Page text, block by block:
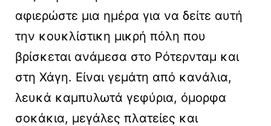
αφιερώστε μια ημέρα για να δείτε αυτή
την κουκλίστικη μικρή πόλη που
βρίσκεται ανάμεσα στο Ρότερνταμ και
στη Χάγη. Είναι γεμάτη από κανάλια,
λευκά καμπυλωτά γεφύρια, όμορφα
σοκάκια, μεγάλες πλατείες και